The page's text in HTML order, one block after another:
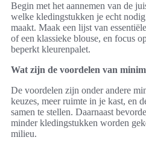
Begin met het aannemen van de
welke kledingstukken je echt
maakt. Maak een lijst van
of een klassieke blouse, en focus
beperkt kleurenpalet.
Wat zijn de voordelen van
De voordelen zijn onder andere
keuzes, meer ruimte in je kast, en
samen te stellen. Daarnaast
minder kledingstukken worden
milieu.